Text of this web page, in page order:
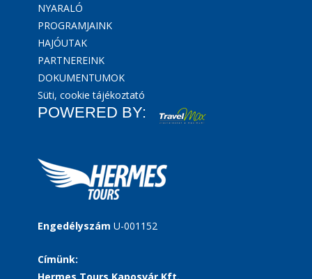
NYARALÓ
PROGRAMJAINK
HAJÓUTAK
PARTNEREINK
DOKUMENTUMOK
Süti, cookie tájékoztató
POWERED BY:
Engedélyszám U-001152
Címünk: